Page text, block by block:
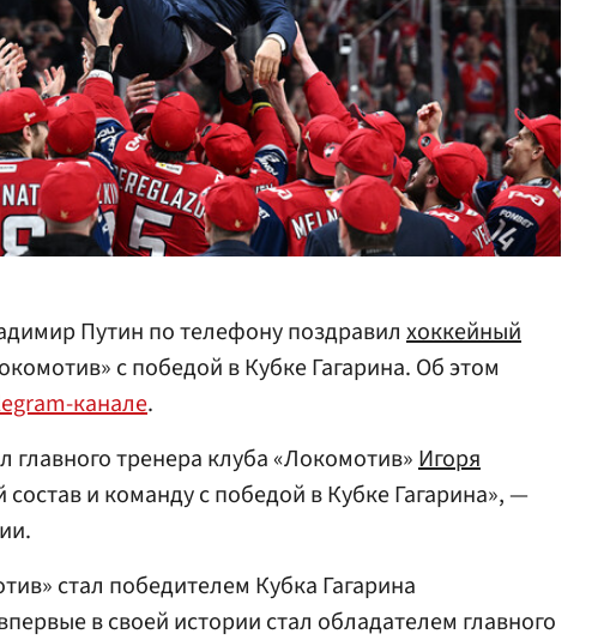
Путин по телефону поздравил хоккейный
с победой в Кубке Гагарина. Об этом
канале.
главного тренера клуба «Локомотив»Игоря
состав и команду с победой в Кубке Гагарина», —
стал победителем Кубка Гагарина
в своей истории стал обладателем главного